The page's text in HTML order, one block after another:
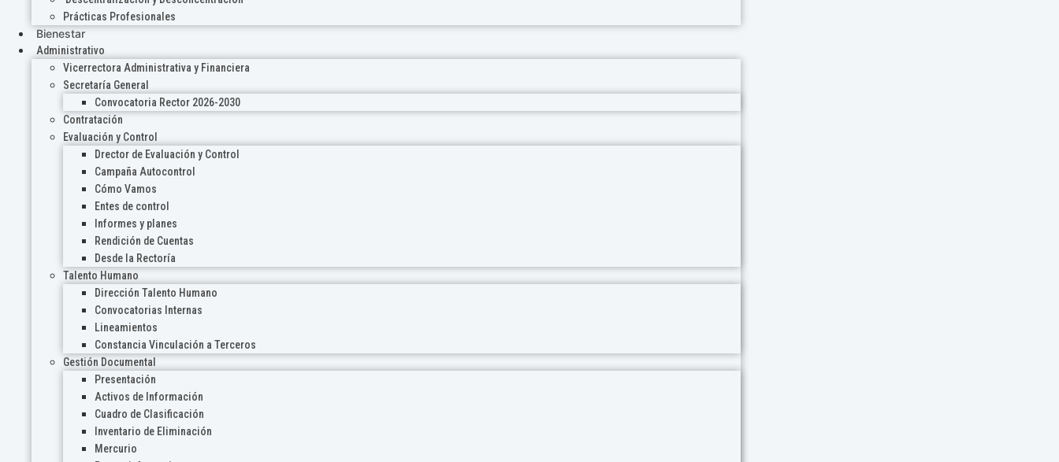
Prácticas Profesionales
Bienestar
Administrativo
Vicerrectora Administrativa y Financiera
Secretaría General
Convocatoria Rector 2026-2030
Contratación
Evaluación y Control
Drector de Evaluación y Control
Campaña Autocontrol
Cómo Vamos
Entes de control
Informes y planes
Rendición de Cuentas
Desde la Rectoría
Talento Humano
Dirección Talento Humano
Convocatorias Internas
Lineamientos
Constancia Vinculación a Terceros
Gestión Documental
Presentación
Activos de Información
Cuadro de Clasificación
Inventario de Eliminación
Mercurio